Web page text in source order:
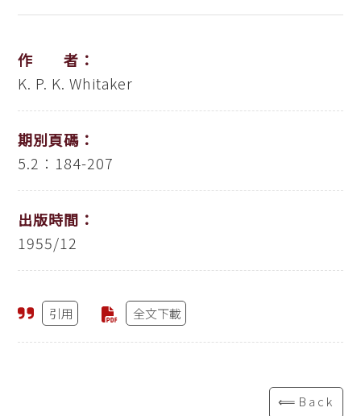
作 者：
K. P. K. Whitaker
期別頁碼：
5.2：184-207
出版時間：
1955/12
引用 全文下載
⟸Back